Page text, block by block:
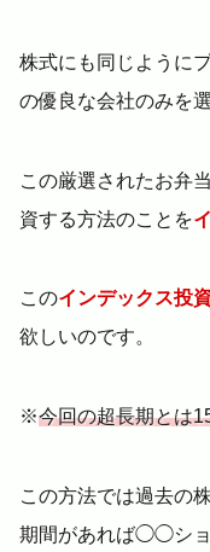
株式にも同じように
の優良な会社のみを
この厳選されたお弁
資する方法のことを
このインデックス投
欲しいのです。
※今回の超長期とは
この方法では過去の
期間があれば◯◯ショ